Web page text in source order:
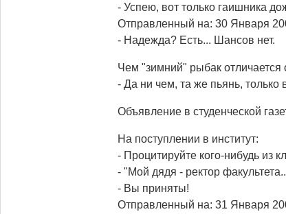
- Успею, вот только гаишника
Отправленный на: 30 Января
- Надежда? Есть... Шансов нет.
Чем "зимний" рыбак отличается
- Да ни чем, та же пьянь, только
Объявление в студенческой
На поступлении в институт:
- Процитируйте кого-нибудь из
- "Мой дядя - ректор
- Вы приняты!
Отправленный на: 31 Января